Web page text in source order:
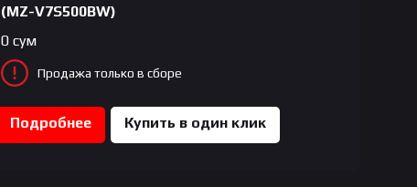
(MZ-V7S500BW)
0сум
Продажа только в сборе
Подробнее Купить в один клик